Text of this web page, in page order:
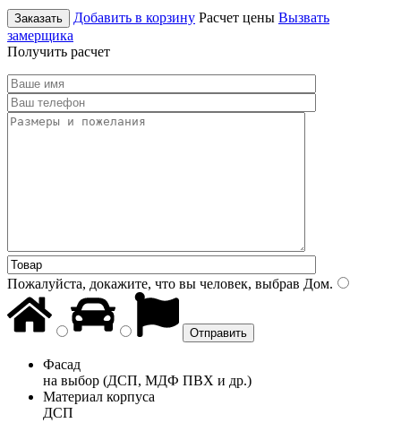
Заказать Добавить в корзину Расчет цены Вызвать
замерщика
Получить расчет
Пожалуйста, докажите, что вы человек, выбрав Дом.
Фасад
на выбор (ДСП, МДФ ПВХ и др.)
Материал корпуса
ДСП